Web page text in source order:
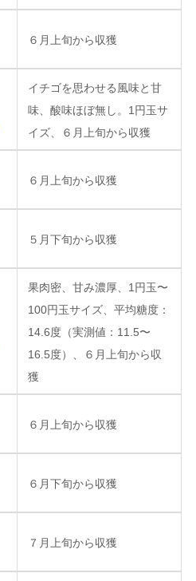
６月上旬から収獲
イチゴを思わせる 風味と甘
味 、酸味ほぼ無し 。 1円玉サ
イズ
６月上旬から収獲
６月上旬から収獲
５月下旬から収獲
果肉密、甘み濃厚、1円玉〜
100円玉サイズ、平均糖度：
14.6度（実測値：11.5〜
16.5度）、６月上旬から収
獲
６月上旬から収獲
６月下旬から収獲
７月上旬から収獲